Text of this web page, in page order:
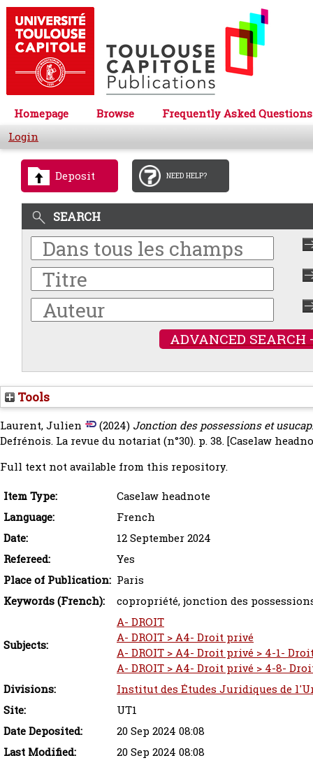
Homepage Browse
Frequently Asked Questions
Login
Deposit NEED HELP?
SEARCH
ADVANCED SEARCH
Tools
Laurent, Julien (2024) Jonction des possessions et
Defrénois. La revue du notariat (n°30). p. 38.[Caselaw
Full text not available from this repository.
Item Type:
Caselaw headnote
Language:
French
Date:
12 September 2024
Refereed:
Yes
Place of Publication: Paris
Keywords (French):
copropriété, jonction des
Subjects:
A- DROIT
A- DROIT > A4- Droit privé
A- DROIT > A4- Droit privé > 4-1-
A- DROIT > A4- Droit privé > 4-8-
Divisions:
Institut des Études Juridiques de
Site:
UT1
Date Deposited:
20 Sep 2024 08:08
Last Modified:
20 Sep 2024 08:08